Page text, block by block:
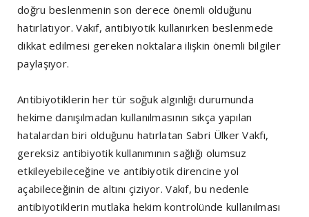
doğru beslenmenin son derece önemli olduğunu
hatırlatıyor. Vakıf, antibiyotik kullanırken beslenmede
dikkat edilmesi gereken noktalara ilişkin önemli bilgiler
paylaşıyor.
Antibiyotiklerin her tür soğuk algınlığı durumunda
hekime danışılmadan kullanılmasının sıkça yapılan
hatalardan biri olduğunu hatırlatan Sabri Ülker Vakfı,
gereksiz antibiyotik kullanımının sağlığı olumsuz
etkileyebileceğine ve antibiyotik direncine yol
açabileceğinin de altını çiziyor. Vakıf, bu nedenle
antibiyotiklerin mutlaka hekim kontrolünde kullanılması